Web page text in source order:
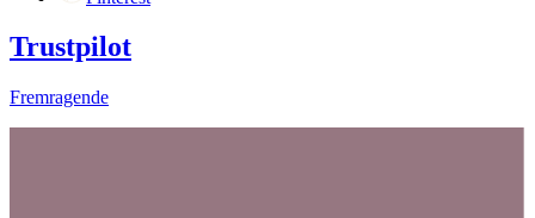
Trustpilot
Fremragende